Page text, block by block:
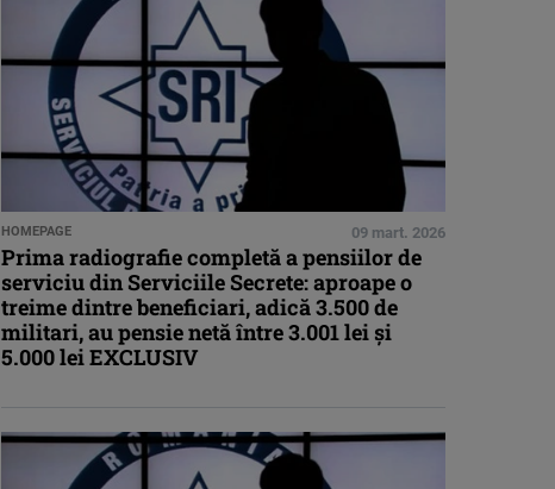
HOMEPAGE 09 mart. 2026
Prima radiografie completă a pensiilor de
serviciu din Serviciile Secrete: aproape o
treime dintre beneficiari, adică 3.500 de
militari, au pensie netă între 3.001 lei şi
5.000 lei EXCLUSIV